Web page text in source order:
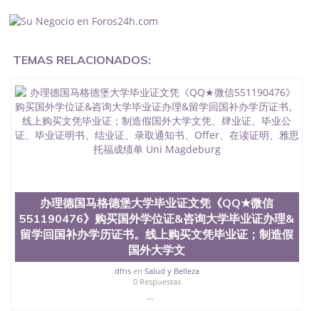
551190476入职国企/事业单位需要些什么材料
理毕业证,没毕业可以办学历认证吗,您是否因为中途
交材料不齐而被拒之门外551190476您是否因没正常
毕业而导致回国得不到教育部认证在校挂科了不想读
了,成绩不理想毕不了业怎么办551190476找工作没有
文凭怎么办,怎么办理本科/研究生文凭551190476如
何办理本科/硕士毕业证551190476网上买文凭可靠吗
551190476哪里可以买国外文凭551190476国外本科
以制作美国毕业证551190476哪里可以办理澳洲毕业
证551190476留学生在哪里可以买假毕业证
551190476哪里可以办理加拿大毕业证551190476申
请学校办理假的毕业证成绩单可以吗551190476哪里
可以办理水印成绩单551190476哪里可以修改成绩单
GPA分数551190476假毕业证能查出来吗551190476
假文凭网上能查到吗551190476 如何拿到国外毕业证
QQ微信551190476办假大学毕业证QQ微信551190476
国外毕业证去哪认证QQ微信551190476找毕业证封皮
TEMAS RELACIONADOS:
办理德国马格德堡大学毕业证文凭《QQ★微信
551190476》购买国外学位证&咨询大学毕业证办理&
留学回国补办学历证书。线上购买文凭毕业证；制造假
国外大学文
dfnsen Salud y Belleza
0 Respuestas
...